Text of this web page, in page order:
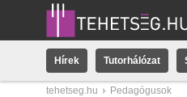
Hírek Tutorhálózat
tehetseg.hu Pedagógusok